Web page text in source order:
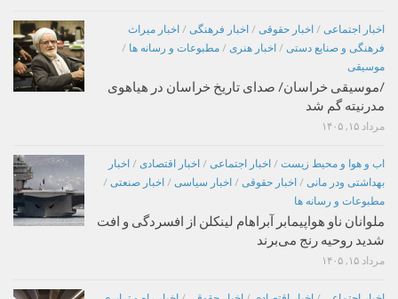
اخبار اجتماعی / اخبار حقوقی / اخبار فرهنگی / اخبار میراث
فرهنگی و صنایع دستی / اخبار هنری / مطبوعات و رسانه ها /
موسیقی
/موسیقی خراسان/ صدای تاریخ خراسان در هیاهوی
مدرنیته گم شد
مرداد ۱۵, ۱۴۰۵
اب و هوا و محیط زیست / اخبار اجتماعی / اخبار اقتصادی / اخبار
بهداشتی ودر مانی / اخبار حقوقی / اخبار سیاسی / اخبار صنعتی /
مطبوعات و رسانه ها
ملوانان ناو هواپیمابر آبراهام لینکلن از افسردگی و افت
شدید روحیه رنج می‌برند
مرداد ۱۵, ۱۴۰۵